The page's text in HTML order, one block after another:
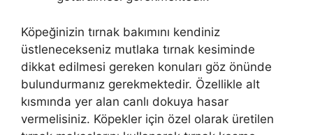
Köpeğinizin tırnak bakımını kendiniz
üstlenecekseniz mutlaka tırnak kesiminde
dikkat edilmesi gereken konuları göz önünde
bulundurmanız gerekmektedir. Özellikle alt
kısmında yer alan canlı dokuya hasar
vermelisiniz. Köpekler için özel olarak üretilen